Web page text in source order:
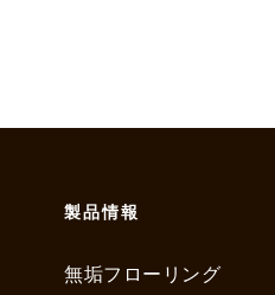
製品情報
無垢フローリング